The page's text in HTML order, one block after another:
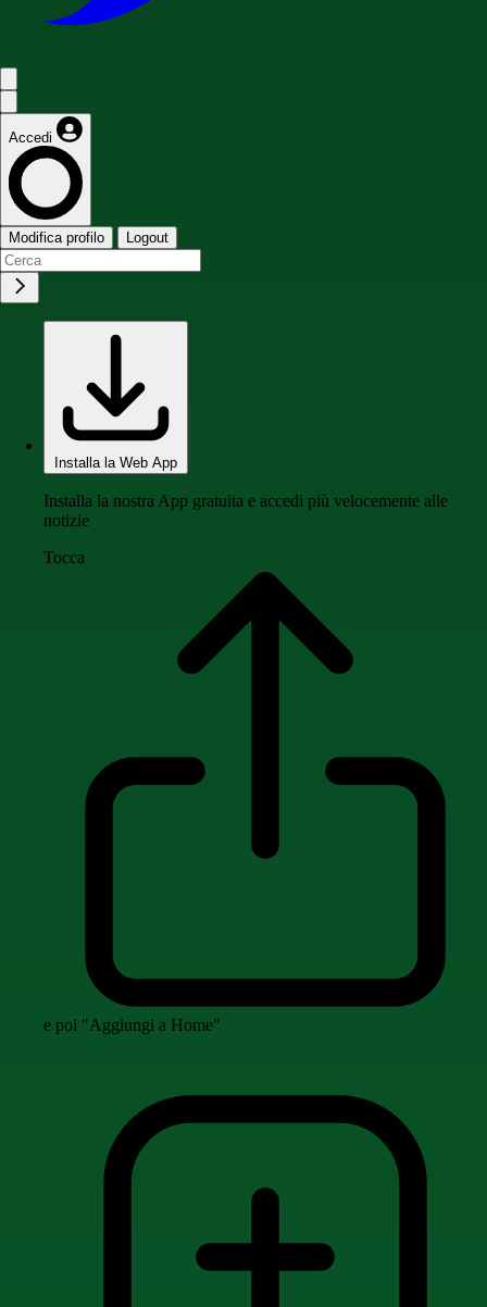
Accedi
Modifica profilo Logout
Installa la Web App
Installa la nostra App gratuita e accedi più velocemente alle
notizie
Tocca
e poi "Aggiungi a Home"